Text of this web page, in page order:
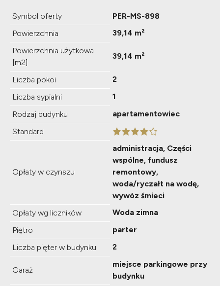
Symbol oferty
PER-MS-898
Powierzchnia
39,14 m²
Powierzchnia użytkowa
[m2]
39,14 m²
Liczba pokoi
2
Liczba sypialni
1
Rodzaj budynku
apartamentowiec
Standard
Opłaty w czynszu
administracja, Części
wspólne, fundusz
remontowy,
woda/ryczałt na wodę,
wywóz śmieci
Opłaty wg liczników
Woda zimna
Piętro
parter
Liczba pięter w budynku
2
Garaż
miejsce parkingowe przy
budynku